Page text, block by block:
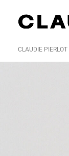
CLAUDIE PIERLOT